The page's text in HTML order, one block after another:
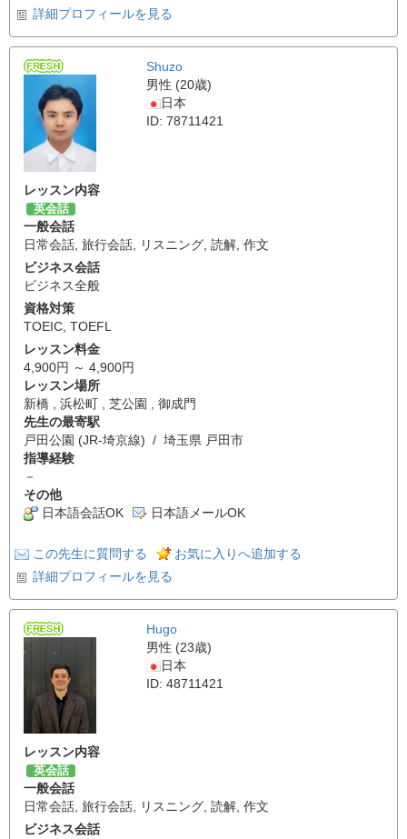
詳細プロフィールを見る
Shuzo
男性 (20歳)
日本
ID: 78711421
レッスン内容
英会話
一般会話
日常会話 旅行会話 リスニング 読解 作文
ビジネス会話
ビジネス全般
資格対策
TOEIC TOEFL
レッスン料金
4,900円 ～ 4,900円
レッスン場所
新橋 , 浜松町 , 芝公園 , 御成門
先生の最寄駅
戸田公園 (JR-埼京線) / 埼玉県 戸田市
指導経験
－
その他
日本語会話OK
日本語メールOK
この先生に質問する
お気に入りへ追加する
詳細プロフィールを見る
Hugo
男性 (23歳)
日本
ID: 48711421
レッスン内容
英会話
一般会話
日常会話, 旅行会話, リスニング, 読解, 作文
ビジネス会話